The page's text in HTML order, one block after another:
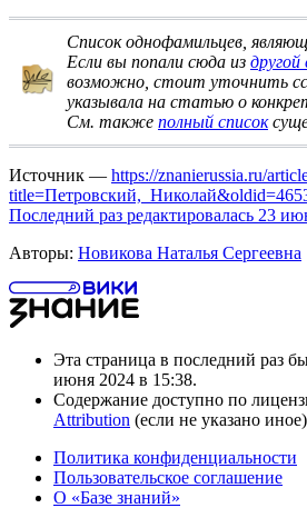
Список однофамильцев,
Если вы попали сюда из
возможно, стоит уточнить
указывала на статью о
См. также полный список
Источник — https://znanierussia.ru/
Последний раз редактировалась 23
Авторы: Новикова Наталья Сергеевна
Эта страница в последний раз
июня 2024 в 15:38.
Содержание доступно по
Attribution (если не указано
Политика конфиденциальности
Пользовательское соглашение
О «Базе знаний»